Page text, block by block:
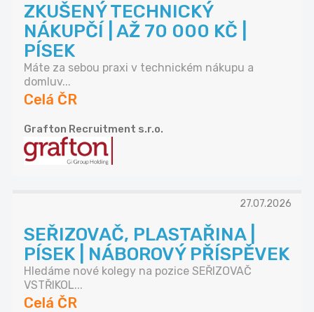
ZKUŠENÝ TECHNICKÝ
NÁKUPČÍ | AŽ 70 000 KČ |
PÍSEK
Máte za sebou praxi v technickém nákupu a
domluv...
Celá ČR
Grafton Recruitment s.r.o.
27.07.2026
SEŘIZOVAČ, PLASTAŘINA |
PÍSEK | NÁBOROVÝ PŘÍSPĚVEK
Hledáme nové kolegy na pozice SEŘIZOVAČ
VSTŘIKOL...
Celá ČR